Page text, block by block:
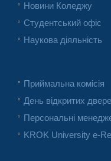
Новини Коледжу
Студентський офіс
Наукова діяльність
Приймальна комісія
День відкритих
Персональні
KROK University e-